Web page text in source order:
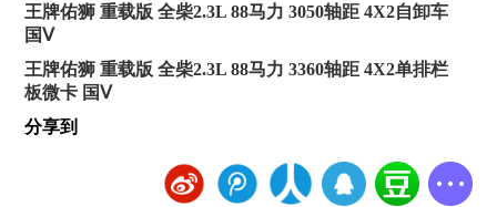
王牌佑狮 重载版 全柴2.3L 88马力 3050轴距 4X2自卸车
国Ⅴ
王牌佑狮 重载版 全柴2.3L 88马力 3360轴距 4X2单排栏
板微卡 国Ⅴ
分享到